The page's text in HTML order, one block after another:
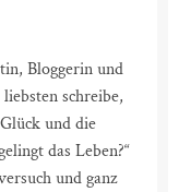
Bloggerin und
schreibe,
und die
das Leben?“
und ganz